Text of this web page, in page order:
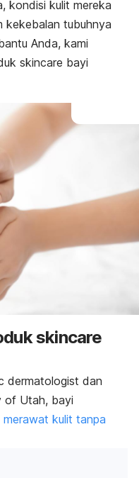
kondisi kulit mereka
kekebalan tubuhnya
Anda, kami
skincare bayi
skincare
dermatologist dan
of Utah, bayi
merawat kulit tanpa